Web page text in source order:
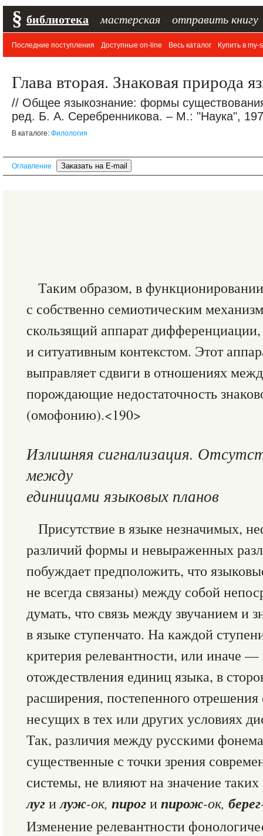
§ библиотека мастерская отправить книгу
Последние поступления Доступные on-line Весь каталог Купить в my-
Глава вторая. Знаковая природа
// Общее языкознание: формы
ред. Б. А. Серебренникова. – М.: "Наука",
В каталоге: Филология
Оглавление
Таким образом, в
с собственно семиотическим
скользящий аппарат
и ситуативным контекстом. Этот
выправляет сдвиги в отношениях
порождающие недостаточность
(омофонию).<190>
Излишняя сигнализация.
между
единицами языковых планов
Присутствие в языке незначимых,
различий формы и невыраженных
побуждает предположить, что
не всегда связаны) между собой
думать, что связь между звучанием и
в языке ступенчато. На каждой
критерия релевантности, или иначе
отождествления единиц языка, в
расширения, постепенного
несущих в тех или других условиях
Так, различия между русскими
существенные с точки зрения
системы, не влияют на значение
лугилуж-ок, пирогипирож-ок, берег
Изменение релевантности